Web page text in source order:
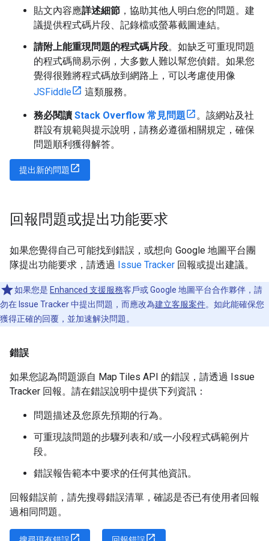
貼文內容應詳述細節 ，協助其他人明白您的問題。建
議提供程式碼片段、記錄檔或螢幕截圖連結。
請附上能重現問題的程式碼片段。如缺乏可重現問題
的程式碼簡易示例，大多數人難以幫您偵錯。如果您
覺得很難將程式碼放到網路上，可以考慮使用像
JSFiddle
這類服務。
務必閱讀 Stack Overflow 常見問題
。該網站及社
群設有規範與提示說明，請務必遵循相關規定，確保
問題順利獲得解答。
提出新的問題
回報問題或提出功能要求
如果您覺得自己可能找到錯誤，或想向 Google 地圖平台團
隊提出功能要求，請透過 Issue Tracker 回報或提出建議。
如果您是 Enhanced 支援服務客戶或 Google 地圖平台合作夥伴，請
勿在 Issue Tracker 中提出問題，而應改為建立客服案件。如此能確保您
獲得正確的回覆，並加速解決問題。
錯誤
如果您認為問題源自 Map Tiles API 的錯誤，請透過 Issue
Tracker 回報。請在錯誤說明中提供下列資訊：
問題描述及您原先預期的行為。
可重現該問題的步驟列表和/或一小段程式碼範例片
段。
錯誤報告範本中要求的任何其他資訊。
回報錯誤前，請先搜尋錯誤清單，確認是否已有使用者回報
過相同問題。